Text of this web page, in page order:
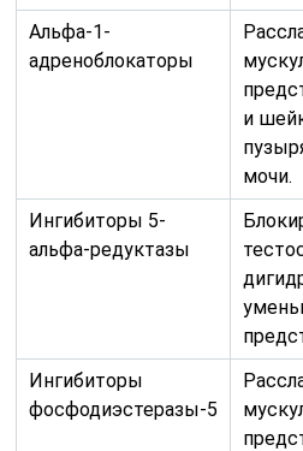
Альфа-1-
адреноблокаторы
и
мочи.
Ингибиторы 5-
альфа-редуктазы
Ингибиторы
фосфодиэстеразы-5